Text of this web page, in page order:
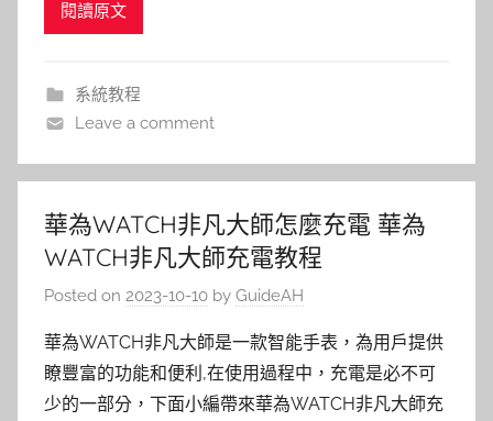
閱讀原文
系統教程
Leave a comment
華為WATCH非凡大師怎麼充電 華為
WATCH非凡大師充電教程
Posted on 2023-10-10 by GuideAH
華為WATCH非凡大師是一款智能手表，為用戶提供
瞭豐富的功能和便利,在使用過程中，充電是必不可
少的一部分，下面小編帶來華為WATCH非凡大師充